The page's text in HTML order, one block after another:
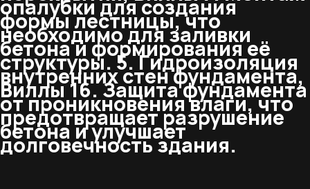
опалубки для создания
формы лестницы, что
необходимо для заливки
бетона и формирования её
структуры. 5. Гидроизоляция
внутренних стен фундамента,
Виллы 16. Защита фундамента
от проникновения влаги, что
предотвращает разрушение
бетона и улучшает
долговечность здания.